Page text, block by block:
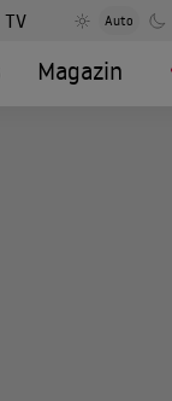
TV Auto
Magazin